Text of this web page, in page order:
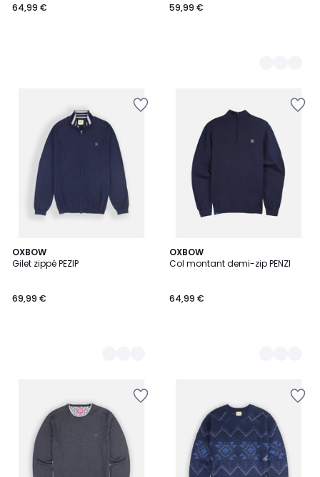
64,99 € 59,99 €
OXBOW
Gilet zippé PEZIP
69,99 €
2
Couleurs
OXBOW
Col montant demi-zip PENZI
64,99 €
3
Couleurs